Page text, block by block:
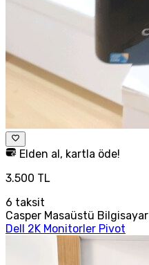
Elden al, kartla öde!
3.500 TL
6 taksit
Casper Masaüstü Bilgisayar
Dell 2K Monitorler Pivot